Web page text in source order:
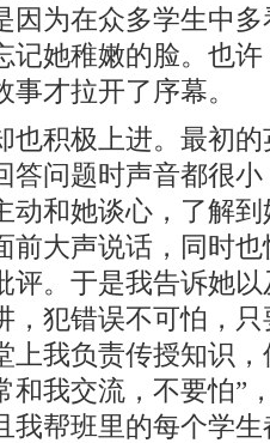
因为在众多学生中
记她稚嫩的脸。也
才拉开了序幕。
积极上进。最初的
答问题时声音都很
动和她谈心，了解
前大声说话，同时
评。于是我告诉她
，犯错误不可怕，
上我负责传授知识
和我交流，不要怕”
我帮班里的每个学